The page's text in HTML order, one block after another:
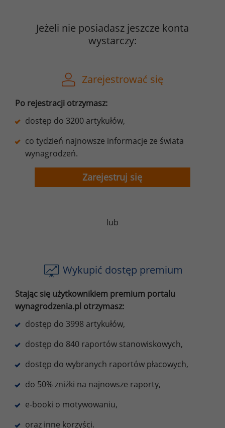
Jeżeli nie posiadasz jeszcze konta
wystarczy:
Zarejestrować się
Po rejestracji otrzymasz:
dostęp do 3200 artykułów,
co tydzień najnowsze informacje ze świata
wynagrodzeń.
Zarejestruj się
lub
Wykupić dostęp premium
Stając się użytkownikiem premium portalu
wynagrodzenia.pl otrzymasz:
dostęp do 3998 artykułów,
dostęp do 840 raportów stanowiskowych,
dostęp do wybranych raportów płacowych,
do 50% zniżki na najnowsze raporty,
e-booki o motywowaniu,
oraz inne korzyści.